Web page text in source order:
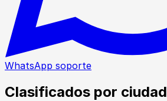
WhatsApp soporte
Clasificados por ciudad